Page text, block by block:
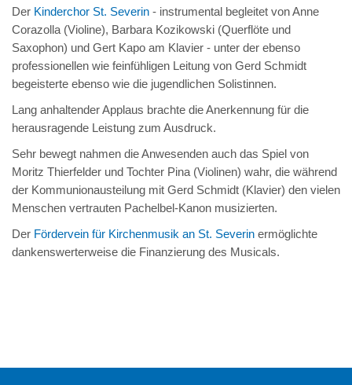
Der Kinderchor St. Severin - instrumental begleitet von Anne
Corazolla (Violine), Barbara Kozikowski (Querflöte und
Saxophon) und Gert Kapo am Klavier - unter der ebenso
professionellen wie feinfühligen Leitung von Gerd Schmidt
begeisterte ebenso wie die jugendlichen Solistinnen.
Lang anhaltender Applaus brachte die Anerkennung für die
herausragende Leistung zum Ausdruck.
Sehr bewegt nahmen die Anwesenden auch das Spiel von
Moritz Thierfelder und Tochter Pina (Violinen) wahr, die während
der Kommunionausteilung mit Gerd Schmidt (Klavier) den vielen
Menschen vertrauten Pachelbel-Kanon musizierten.
Der Fördervein für Kirchenmusik an St. Severin ermöglichte
dankenswerterweise die Finanzierung des Musicals.